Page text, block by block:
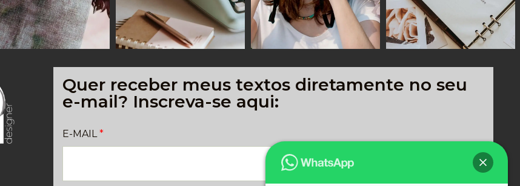
Quer receber meus textos diretamente no seu
e-mail? Inscreva-se aqui:
E-MAIL*